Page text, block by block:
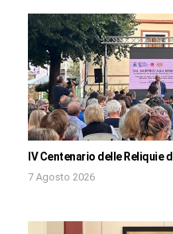
IV Centenario delle Reliquie
7 Agosto 2026